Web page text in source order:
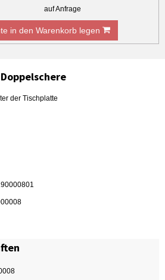
auf Anfrage
in den Warenkorb legen
der Tischplatte